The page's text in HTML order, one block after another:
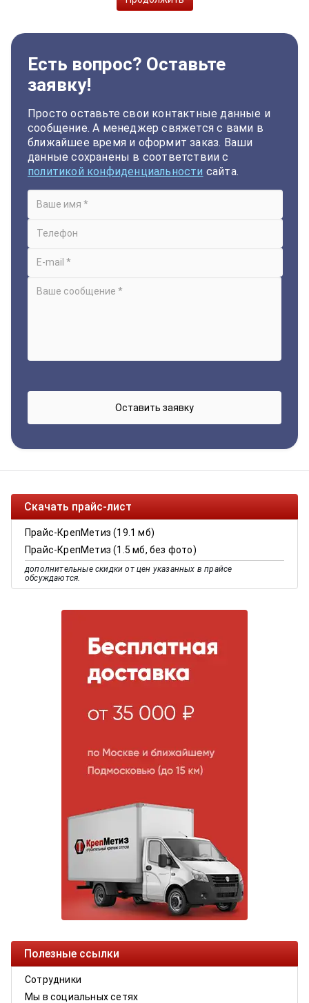
Есть вопрос? Оставьте
заявку!
Просто оставьте свои контактные данные и
сообщение. А менеджер свяжется с вами в
ближайшее время и оформит заказ. Ваши
данные сохранены в соответствии с
политикой конфиденциальности сайта.
Скачать прайс-лист
Прайс-КрепМетиз (19.1 мб)
Прайс-КрепМетиз (1.5 мб, без фото)
дополнительные скидки от цен указанных в прайсе
обсуждаются.
Полезные ссылки
Сотрудники
Мы в социальных сетях